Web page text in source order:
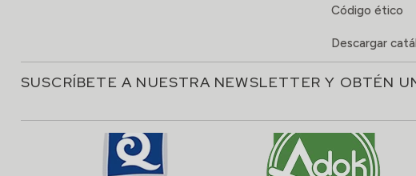
Código ético
Descargar
SUSCRÍBETE A NUESTRA NEWSLETTER Y OBTÉN